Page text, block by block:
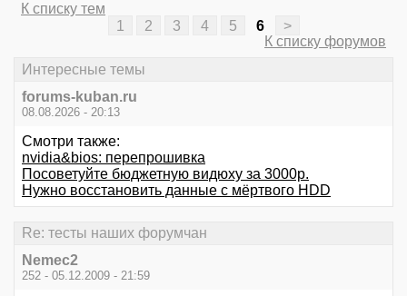
К списку тем
1
2 3 4 5 6
>
К списку форумов
Интересные темы
forums-kuban.ru
08.08.2026 - 20:13
Смотри также:
nvidia&bios: перепрошивка
Посоветуйте бюджетную видюху за 3000р.
Нужно восстановить данные с мёртвого HDD
Re: тесты наших форумчан
Nemec2
252 - 05.12.2009 - 21:59